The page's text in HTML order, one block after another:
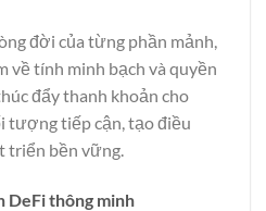
đời của từng phần mảnh,
về tính minh bạch và quyền
đẩy thanh khoản cho
tượng tiếp cận, tạo điều
triển bền vững.
DeFi thông minh